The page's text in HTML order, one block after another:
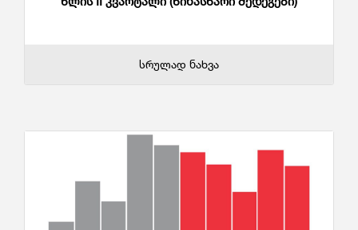
სრულად ნახვა